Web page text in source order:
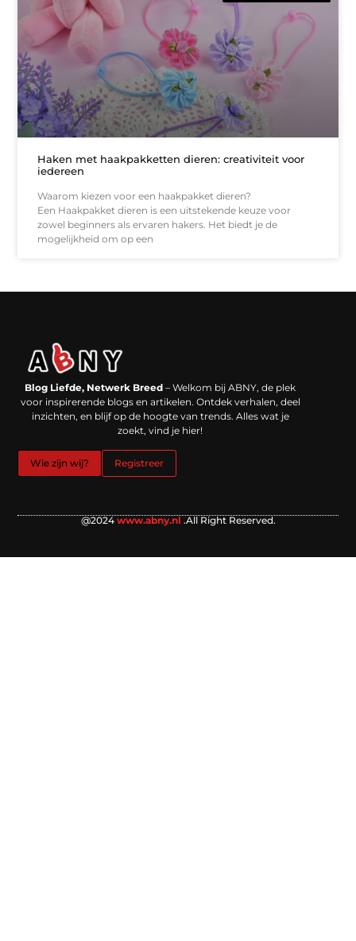
Haken met haakpakketten dieren: creativiteit voor
iedereen
Waarom kiezen voor een haakpakket dieren?
Een Haakpakket dieren is een uitstekende keuze voor
zowel beginners als ervaren hakers. Het biedt je de
mogelijkheid om op een
Blog Liefde, Netwerk Breed – Welkom bij ABNY, de plek
voor inspirerende blogs en artikelen. Ontdek verhalen, deel
inzichten, en blijf op de hoogte van trends. Alles wat je
zoekt, vind je hier!
Wie zijn wij? Registreer
@2024 www.abny.nl .All Right Reserved.